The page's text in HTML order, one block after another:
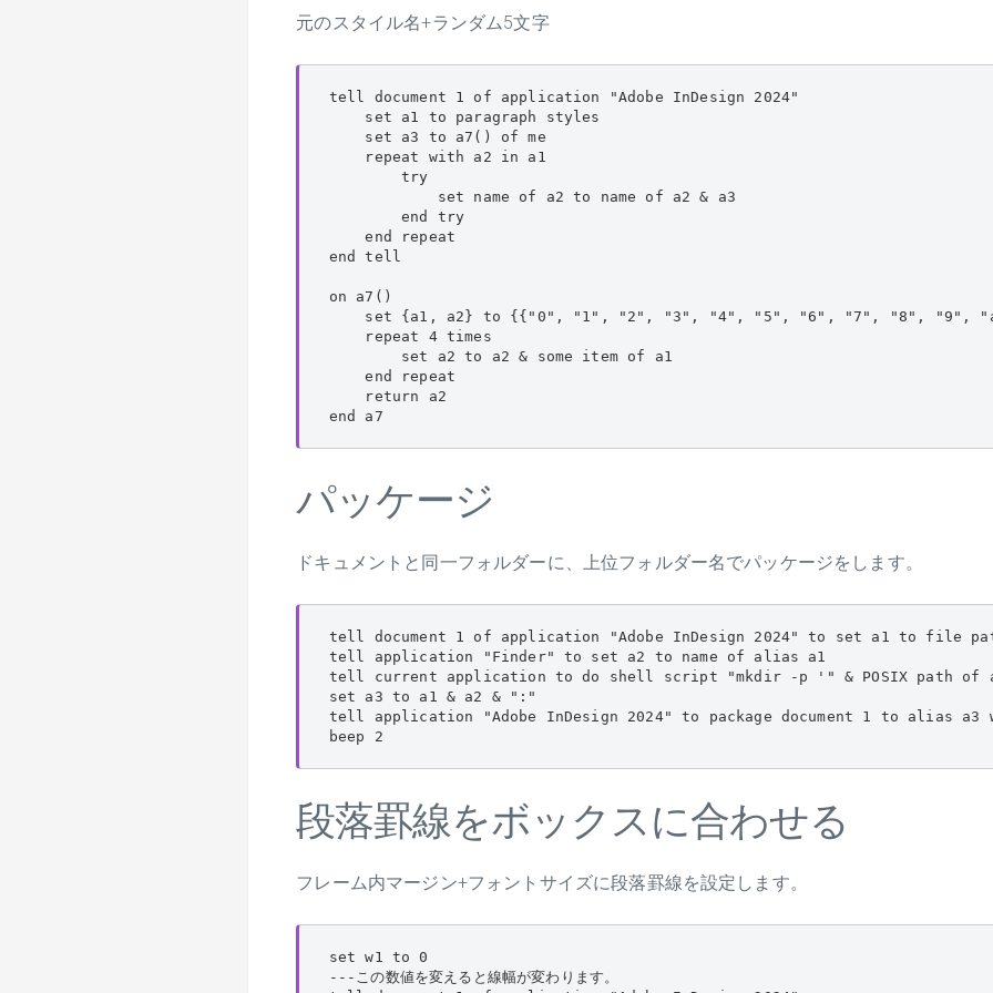
元のスタイル名+ランダム5文字
tell document 1 of application "Adobe InDesign 2024"
    set a1 to paragraph styles
    set a3 to a7() of me
    repeat with a2 in a1
        try
            set name of a2 to name of a2 & a3
        end try
    end repeat
end tell
on a7()
set {a1, a2} to {{"0", "1", "2", "3", "4", "5", "6", "7", "8", "9",
    repeat 4 times
        set a2 to a2 & some item of a1
    end repeat
    return a2
end a7
パッケージ
ドキュメントと同一フォルダーに、上位フォルダー名でパッケージをします。
tell document 1 of application "Adobe InDesign 2024" to set a1 to file
tell application "Finder" to set a2 to name of alias a1
tell current application to do shell script "mkdir -p '" & POSIX path of
set a3 to a1 & a2 & ":"
tell application "Adobe InDesign 2024" to package document 1 to alias
beep 2
段落罫線をボックスに合わせる
フレーム内マージン+フォントサイズに段落罫線を設定します。
set w1 to 0
---この数値を変えると線幅が変わります。